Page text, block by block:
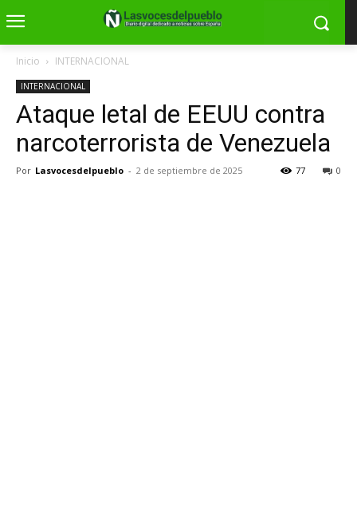
Inicio INTERNACIONAL
INTERNACIONAL
Ataque letal de EEUU contra
narcoterrorista de Venezuela
Por Lasvocesdelpueblo - 2 de septiembre de 2025 0
77